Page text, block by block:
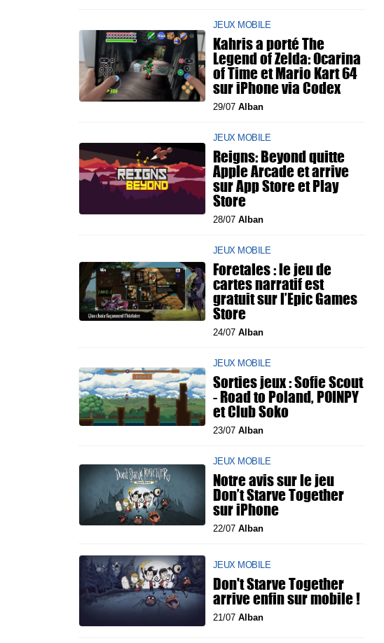
JEUX MOBILE
Kahris a porté The
Legend of Zelda: Ocarina
of Time et Mario Kart 64
sur iPhone via Codex
29/07 Alban
JEUX MOBILE
Reigns: Beyond quitte
Apple Arcade et arrive
sur App Store et Play
Store
28/07 Alban
JEUX MOBILE
Foretales : le jeu de
cartes narratif est
gratuit sur l’Epic Games
Store
24/07 Alban
JEUX MOBILE
Sorties jeux : Sofie Scout
- Road to Poland, POINPY
et Club Soko
23/07 Alban
JEUX MOBILE
Notre avis sur le jeu
Don’t Starve Together
sur iPhone
22/07 Alban
JEUX MOBILE
Don't Starve Together
arrive enfin sur mobile !
21/07 Alban